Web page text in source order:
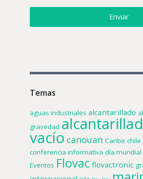
Enviar
Temas
aguas industriales alcantarillado
gravedad
vacío canouan Caribe chile
conferencia informativa día mundial
Eventos Flovac flovactronic